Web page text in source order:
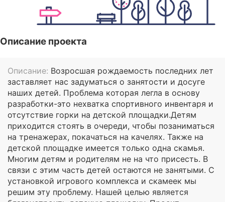
Описание проекта
Описание: Возросшая рождаемость последних лет
заставляет нас задуматься о занятости и досуге
наших детей. Проблема которая легла в основу
разработки-это нехватка спортивного инвентаря и
отсутствие горки на детской площадки.Детям
приходится стоять в очереди, чтобы позаниматься
на тренажерах, покачаться на качелях. Также на
детской площадке имеется только одна скамья.
Многим детям и родителям не на что присесть. В
связи с этим часть детей остаются не занятыми. С
установкой игрового комплекса и скамеек мы
решим эту проблему. Нашей целью является